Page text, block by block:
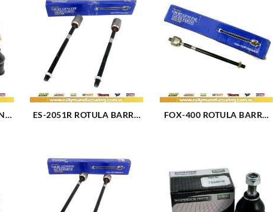
ES-2051R ROTULA BARRA
FOX-400 ROTULA BARRA